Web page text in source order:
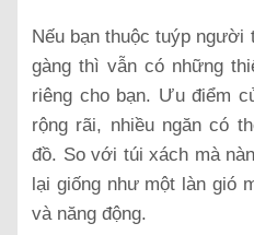
Nếu bạn thuộc tuýp
gàng thì vẫn có những
riêng cho bạn. Ưu điểm
rộng rãi, nhiều ngăn có
đồ. So với túi xách mà
lại giống như một làn gió
và năng động.